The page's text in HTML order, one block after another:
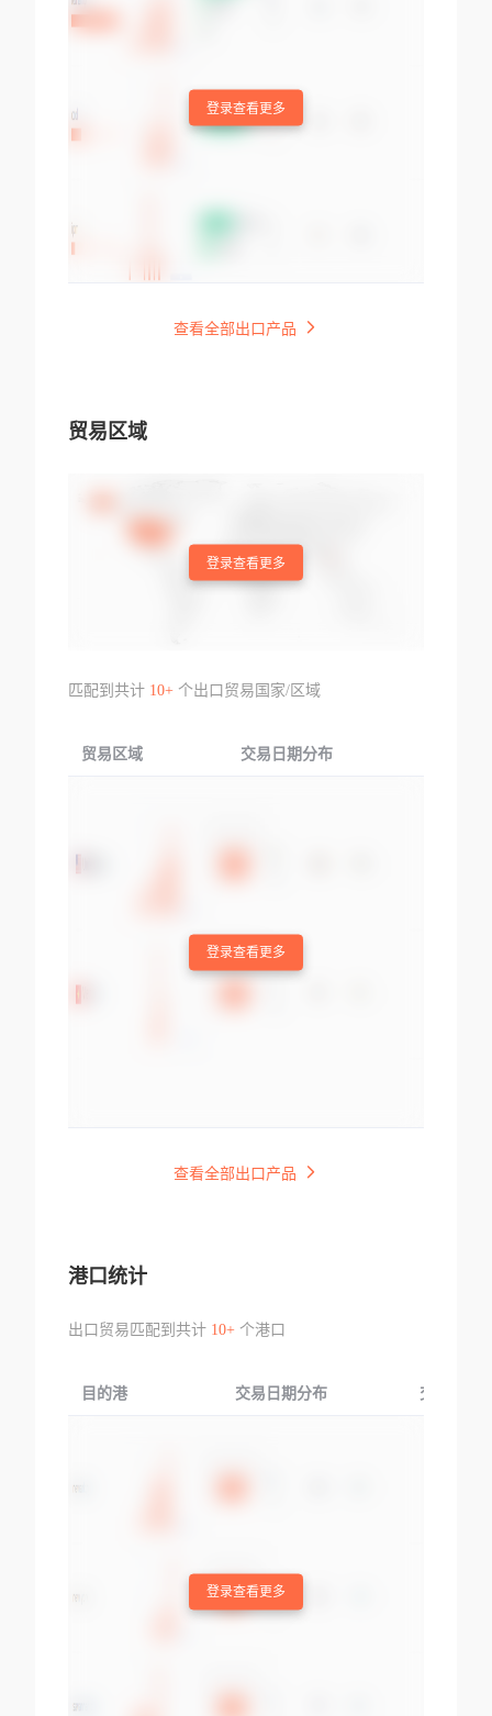
登录查看更多
查看全部出口产品
贸易区域
登录查看更多
匹配到共计 10+个出口贸易国家/区域
贸易区域 交易日期分布
登录查看更多
查看全部出口产品
港口统计
出口贸易匹配到共计 10+个港口
目的港 交易日期分布 交易产品
登录查看更多